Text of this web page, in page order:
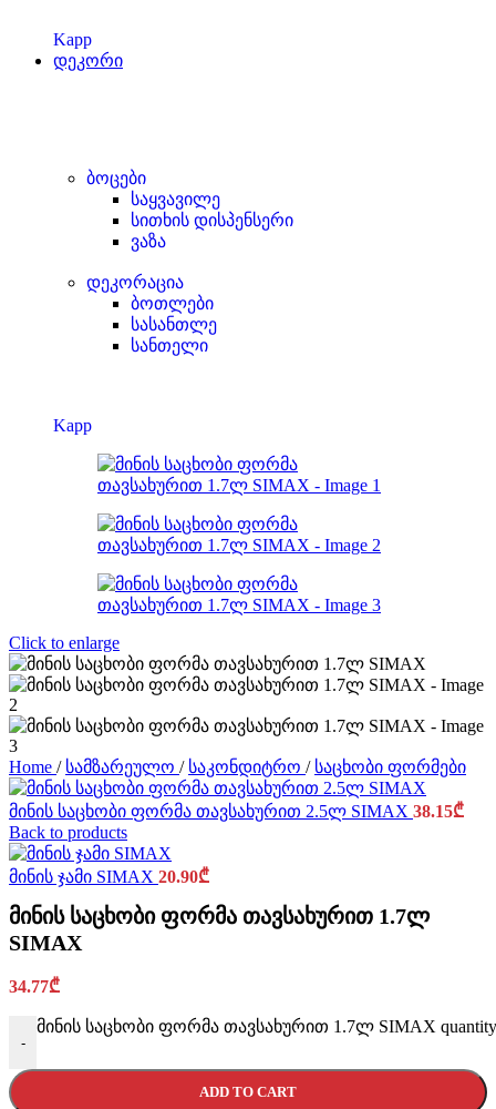
Kapp
დეკორი
ბოცები
საყვავილე
სითხის დისპენსერი
ვაზა
დეკორაცია
ბოთლები
სასანთლე
სანთელი
Kapp
Click to enlarge
Home / სამზარეულო / საკონდიტრო / საცხობი ფორმები
მინის საცხობი ფორმა თავსახურით 2.5ლ SIMAX 38.15₾
Back to products
მინის ჯამი SIMAX 20.90₾
მინის საცხობი ფორმა თავსახურით 1.7ლ
SIMAX
34.77₾
-
მინის საცხობი ფორმა თავსახურით 1.7ლ SIMAX quantity
ADD TO CART